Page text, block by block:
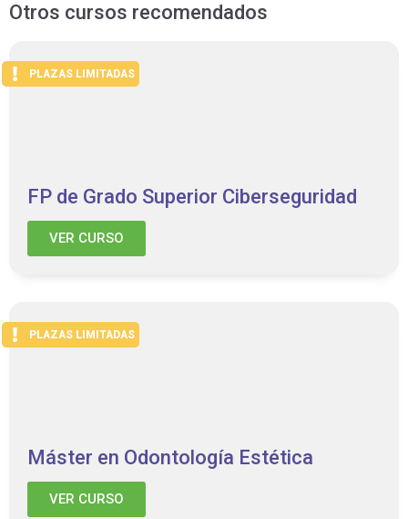
Otros cursos recomendados
PLAZAS LIMITADAS
FP de Grado Superior Ciberseguridad
VER CURSO
PLAZAS LIMITADAS
Máster en Odontología Estética
VER CURSO